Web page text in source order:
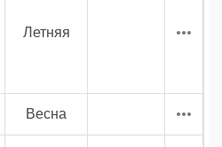
Летняя
Весна